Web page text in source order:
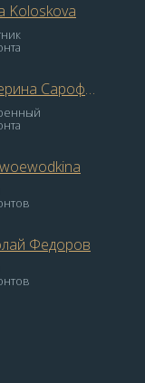
Koloskova
Екатерина Сарофанова
Федоров